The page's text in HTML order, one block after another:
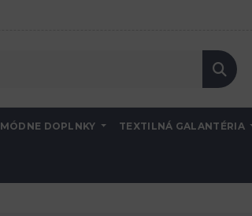
MÓDNE DOPLNKY TEXTILNÁ GALANTÉRIA